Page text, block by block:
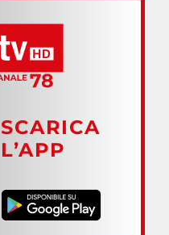
SCARICA
L’APP